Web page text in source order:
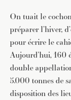
On tuait le
préparer l’hiver,
pour écrire le
Aujourd’hui, 160
double
5.000 tonnes de
disposition des